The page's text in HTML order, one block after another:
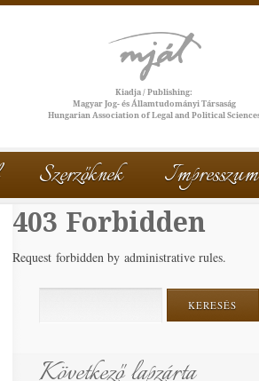
Szerzőknek Impresszum
403 Forbidden
Request forbidden by administrative rules.